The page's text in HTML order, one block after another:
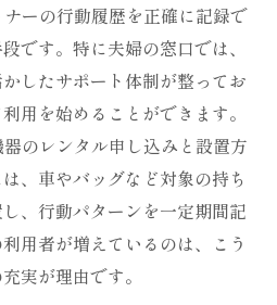
レンタルが選ばれる根拠
で安心な夫婦の窓口サポー
で得られるGPSレンタル特
びで夫婦の窓口が支持され
ーの行動履歴を正確に記録で
です。特に夫婦の窓口では、
したサポート体制が整ってお
用を始めることができます。
のレンタル申し込みと設置方
、車やバッグなど対象の持ち
、行動パターンを一定期間記
用者が増えているのは、こう
実が理由です。